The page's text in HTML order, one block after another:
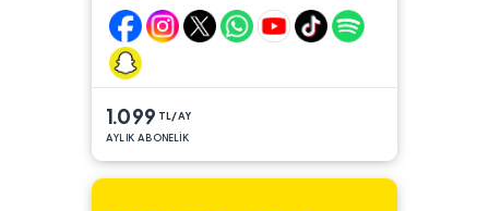
1.099 TL/AY
AYLIK ABONELİK